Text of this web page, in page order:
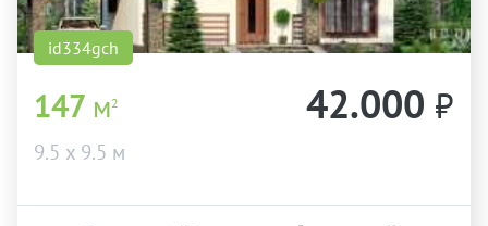
id334gch
147 м2
9.5 х 9.5 м
42.000 ₽